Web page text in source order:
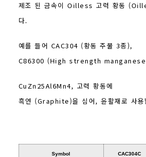
제조 된 금속이 Oilless 고력 황동
다.
예를 들어 CAC304 (황동 주물 3종),
C86300 (High strength
CuZn25Al6Mn4, 고력 황동에
흑연 (Graphite)을 심어, 윤활재로 사용
Symbol CAC304C